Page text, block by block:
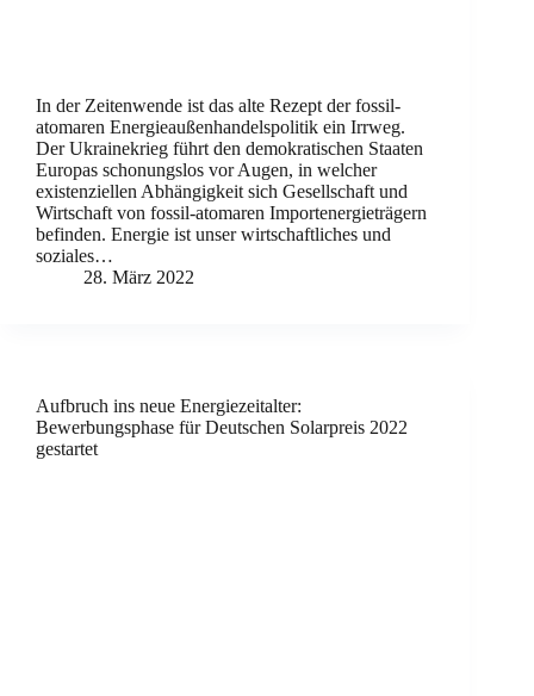
In der Zeitenwende ist das alte Rezept der fossil-
atomaren Energieaußenhandelspolitik ein Irrweg.
Der Ukrainekrieg führt den demokratischen Staaten
Europas schonungslos vor Augen, in welcher
existenziellen Abhängigkeit sich Gesellschaft und
Wirtschaft von fossil-atomaren Importenergieträgern
befinden. Energie ist unser wirtschaftliches und
soziales…
28. März 2022
Aufbruch ins neue Energiezeitalter:
Bewerbungsphase für Deutschen Solarpreis 2022
gestartet